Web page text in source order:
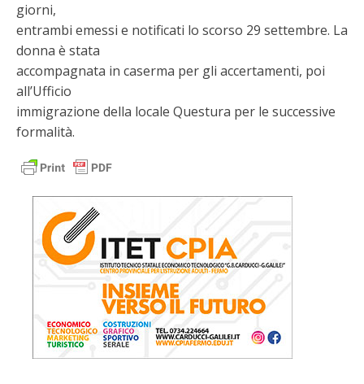
giorni,
entrambi emessi e notificati lo scorso 29 settembre. La
donna è stata
accompagnata in caserma per gli accertamenti, poi
all’Ufficio
immigrazione della locale Questura per le successive
formalità.